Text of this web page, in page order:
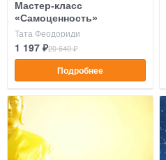
Мастер-класс
«Самоценность»
Тата Феодориди
1 197 ₽20 640 ₽
Подробнее